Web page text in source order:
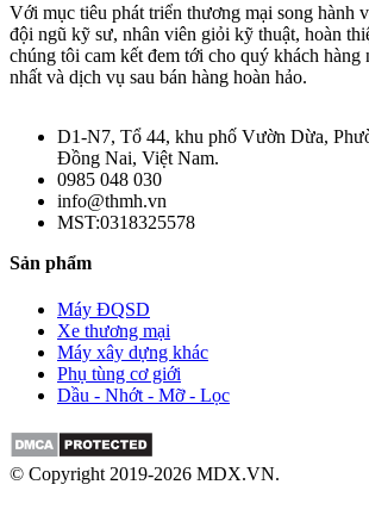
Với mục tiêu phát triển thương mại song hành
đội ngũ kỹ sư, nhân viên giỏi kỹ thuật, hoàn
chúng tôi cam kết đem tới cho quý khách hàng
nhất và dịch vụ sau bán hàng hoàn hảo.
D1-N7, Tổ 44, khu phố Vườn Dừa,
Đồng Nai, Việt Nam.
0985 048 030
info@thmh.vn
MST:0318325578
Sản phẩm
Máy ĐQSD
Xe thương mại
Máy xây dựng khác
Phụ tùng cơ giới
Dầu - Nhớt - Mỡ - Lọc
© Copyright 2019-2026 MDX.VN.